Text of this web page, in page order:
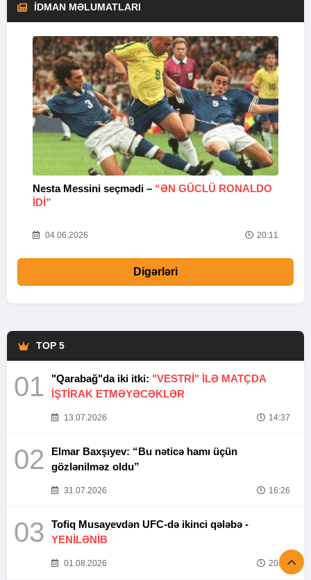
İDMAN MƏLUMATLARI
Nesta Messini seçmədi – “ƏN GÜCLÜ RONALDO
IDI”
04.06.2026 20:11
Digərləri
TOP 5
01 "Qarabağ"da iki itki: "VESTRİ" İLƏ MATÇDA
İŞTİRAK ETMƏYƏCƏKLƏR
13.07.2026 14:37
02
Elmar Baxşıyev: “Bu nəticə hamı üçün
gözlənilməz oldu”
31.07.2026 16:26
03
Tofiq Musayevdən UFC-də ikinci qələbə -
YENİLƏNİB
01.08.2026 20:52